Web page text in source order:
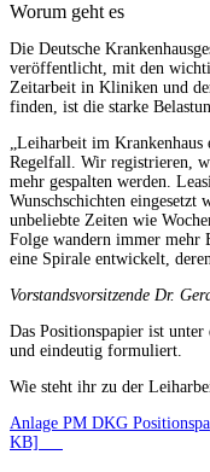
Worum geht es
Die Deutsche
veröffentlicht, mit den
Zeitarbeit in Kliniken und
finden, ist die starke
„Leiharbeit im
Regelfall. Wir registrieren,
mehr gespalten werden.
Wunschschichten eingesetzt
unbeliebte Zeiten wie
Folge wandern immer mehr
eine Spirale entwickelt,
Vorstandsvorsitzende Dr.
Das Positionspapier ist
und eindeutig formuliert.
Wie steht ihr zu der
Anlage PM DKG
KB]